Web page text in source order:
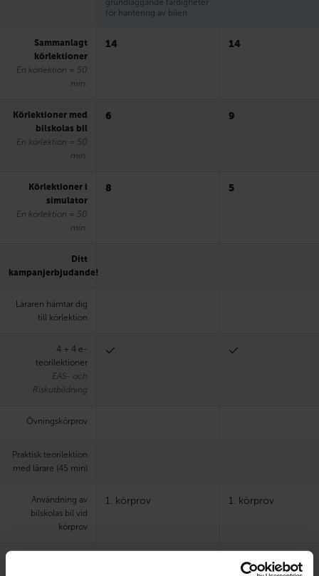
för hantering av bilen.
Sammanlagt
körlektioner
En körlektion = 50
min.
14 14
Körlektioner med
bilskolas bil
En körlektion = 50
min.
6 9
Körlektioner i
simulator
En körlektion = 50
min.
8 5
Ditt
kampanjerbjudande!
Läraren hämtar dig
till körlektion
4 + 4 e-
teorilektioner
EAS- och
Riskutbildning
Övningskörprov
Praktisk teorilektion
med lärare (45 min)
Användning av
bilskolas bil vid
körprov
1. körprov 1. körprov